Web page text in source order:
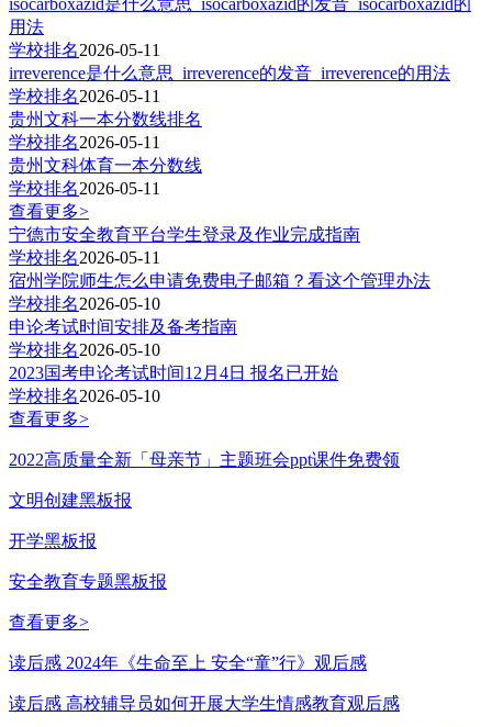
isocarboxazid是什么意思_isocarboxazid的发音_isocarboxazid的
用法
学校排名2026-05-11
irreverence是什么意思_irreverence的发音_irreverence的用法
学校排名2026-05-11
贵州文科一本分数线排名
学校排名2026-05-11
贵州文科体育一本分数线
学校排名2026-05-11
查看更多>
宁德市安全教育平台学生登录及作业完成指南
学校排名2026-05-11
宿州学院师生怎么申请免费电子邮箱？看这个管理办法
学校排名2026-05-10
申论考试时间安排及备考指南
学校排名2026-05-10
2023国考申论考试时间12月4日 报名已开始
学校排名2026-05-10
查看更多>
2022高质量全新「母亲节」主题班会ppt课件免费领
文明创建黑板报
开学黑板报
安全教育专题黑板报
查看更多>
读后感 2024年《生命至上 安全“童”行》观后感
读后感 高校辅导员如何开展大学生情感教育观后感